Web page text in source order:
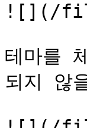
![](/
테마를
되지 않